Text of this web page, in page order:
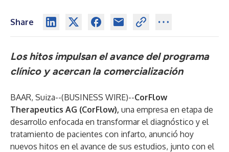
Share
Los hitos impulsan el avance del programa
clínico y acercan la comercialización
BAAR, Suiza--(BUSINESS WIRE)--CorFlow
Therapeutics AG (CorFlow), una empresa en etapa de
desarrollo enfocada en transformar el diagnóstico y el
tratamiento de pacientes con infarto, anunció hoy
nuevos hitos en el avance de sus estudios, junto con el